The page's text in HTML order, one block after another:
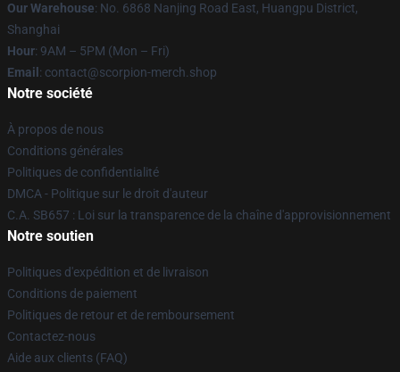
Our Warehouse: No. 6868 Nanjing Road East, Huangpu District,
Shanghai
Hour: 9AM – 5PM (Mon – Fri)
Email : contact@scorpion-merch.shop
Notre société
À propos de nous
Conditions générales
Politiques de confidentialité
DMCA - Politique sur le droit d'auteur
C.A. SB657 : Loi sur la transparence de la chaîne d'approvisionnement
Notre soutien
Politiques d'expédition et de livraison
Conditions de paiement
Politiques de retour et de remboursement
Contactez-nous
Aide aux clients (FAQ)